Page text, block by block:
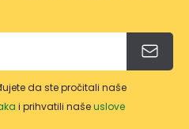
da ste pročitali naše
i prihvatili našeuslove